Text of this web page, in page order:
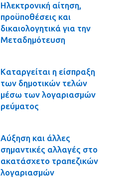
Ηλεκτρονική αίτηση,
προϋποθέσεις και
δικαιολογητικά για την
Μεταδημότευση
Καταργείται η είσπραξη
των δημοτικών τελών
μέσω των λογαριασμών
ρεύματος
Αύξηση και άλλες
σημαντικές αλλαγές στο
ακατάσχετο τραπεζικών
λογαριασμών